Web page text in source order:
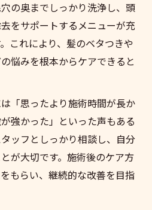
の奥までしっかり洗浄し、頭
をサポートするメニューが充
これにより、髪のベタつきや
悩みを根本からケアできると
「思ったより施術時間が長か
強かった」といった声もある
ッフとしっかり相談し、自分
が大切です。施術後のケア方
もらい、継続的な改善を目指